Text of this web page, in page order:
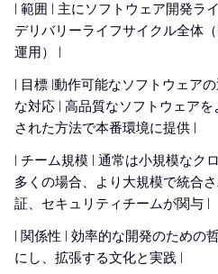
| 範囲 | 主にソフトウェア開発ラ
デリバリーライフサイクル全体
運用） |
| 目標 |動作可能なソフトウェア
な対応 | 高品質なソフトウェア
された方法で本番環境に提供 |
| チーム規模 | 通常は小規模なク
多くの場合、より大規模で統合
証、セキュリティチームが関与 |
| 関係性 | 効率的な開発のための
にし、拡張する文化と実践 |